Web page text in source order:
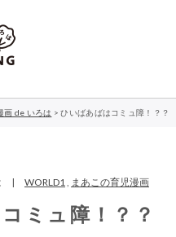
画 de いろは >ひいばあばはコミュ障！？？
| WORLD1, まあこの育児漫画
ミュ障！？？